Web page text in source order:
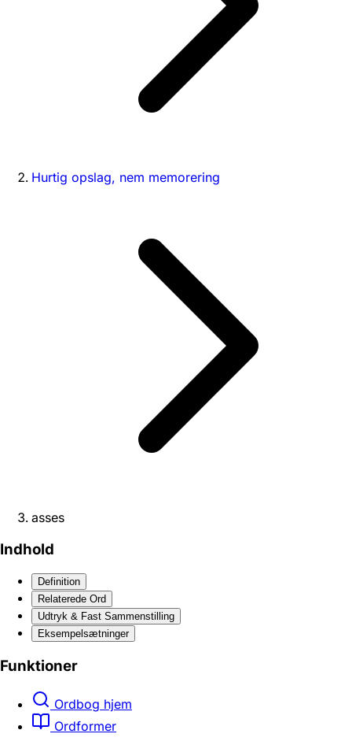
Hurtig opslag, nem memorering
asses
Indhold
Definition
Relaterede Ord
Udtryk & Fast Sammenstilling
Eksempelsætninger
Funktioner
Ordbog hjem
Ordformer